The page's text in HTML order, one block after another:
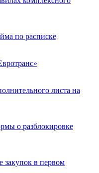
по расписке
листа на
о разблокировке
закупок в первом